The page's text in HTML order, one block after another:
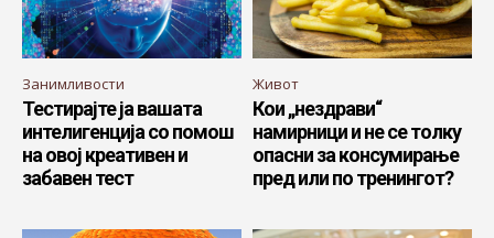
Занимливости
Тестирајте ја вашата
интелигенција со помош
на овој креативен и
забавен тест
Живот
Кои „нездрави“
намирници и не се толку
опасни за консумирање
пред или по тренингот?